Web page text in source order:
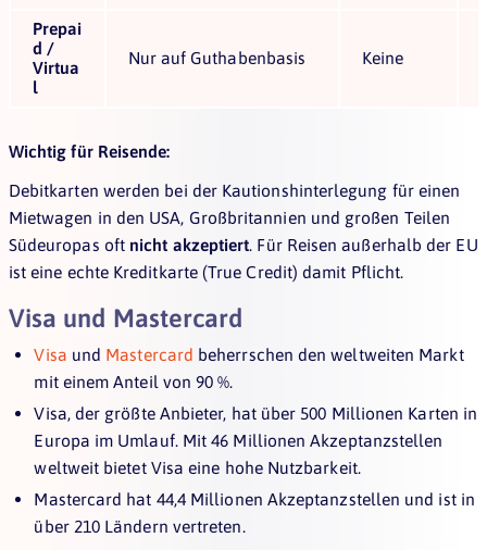
Prepai
d /
Virtua
l
Nur auf Guthabenbasis Keine
Wichtig für Reisende:
Debitkarten werden bei der Kautionshinterlegung für einen
Mietwagen in den USA, Großbritannien und großen Teilen
Südeuropas oft nicht akzeptiert. Für Reisen außerhalb der EU
ist eine echte Kreditkarte (True Credit) damit Pflicht.
Visa und Mastercard
Visa und Mastercard beherrschen den weltweiten Markt
mit einem Anteil von 90 %.
Visa, der größte Anbieter, hat über 500 Millionen Karten in
Europa im Umlauf. Mit 46 Millionen Akzeptanzstellen
weltweit bietet Visa eine hohe Nutzbarkeit.
Mastercard hat 44,4 Millionen Akzeptanzstellen und ist in
über 210 Ländern vertreten.